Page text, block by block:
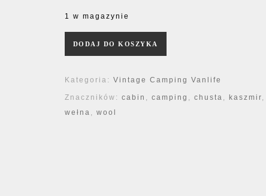
1 w magazynie
DODAJ DO KOSZYKA
Kategoria: Vintage Camping Vanlife
Znaczników: cabin , camping , chusta , kaszmir,
wełna , wool